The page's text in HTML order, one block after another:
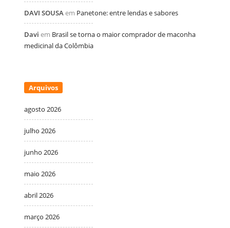
DAVI SOUSAem Panetone: entre lendas e sabores
Davi em Brasil se torna o maior comprador de maconha
medicinal da Colômbia
Arquivos
agosto 2026
julho 2026
junho 2026
maio 2026
abril 2026
março 2026